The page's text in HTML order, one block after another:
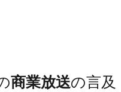
商業放送の言及